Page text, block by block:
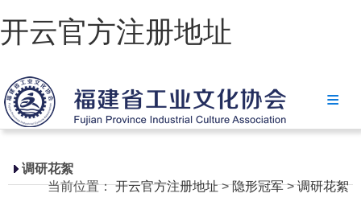
开云官方注册地址
开云官方注册地址
协会简介
开云官方注册地址-开云(中国)
调研花絮
当前位置：开云官方注册地址>隐形冠军>调研花絮